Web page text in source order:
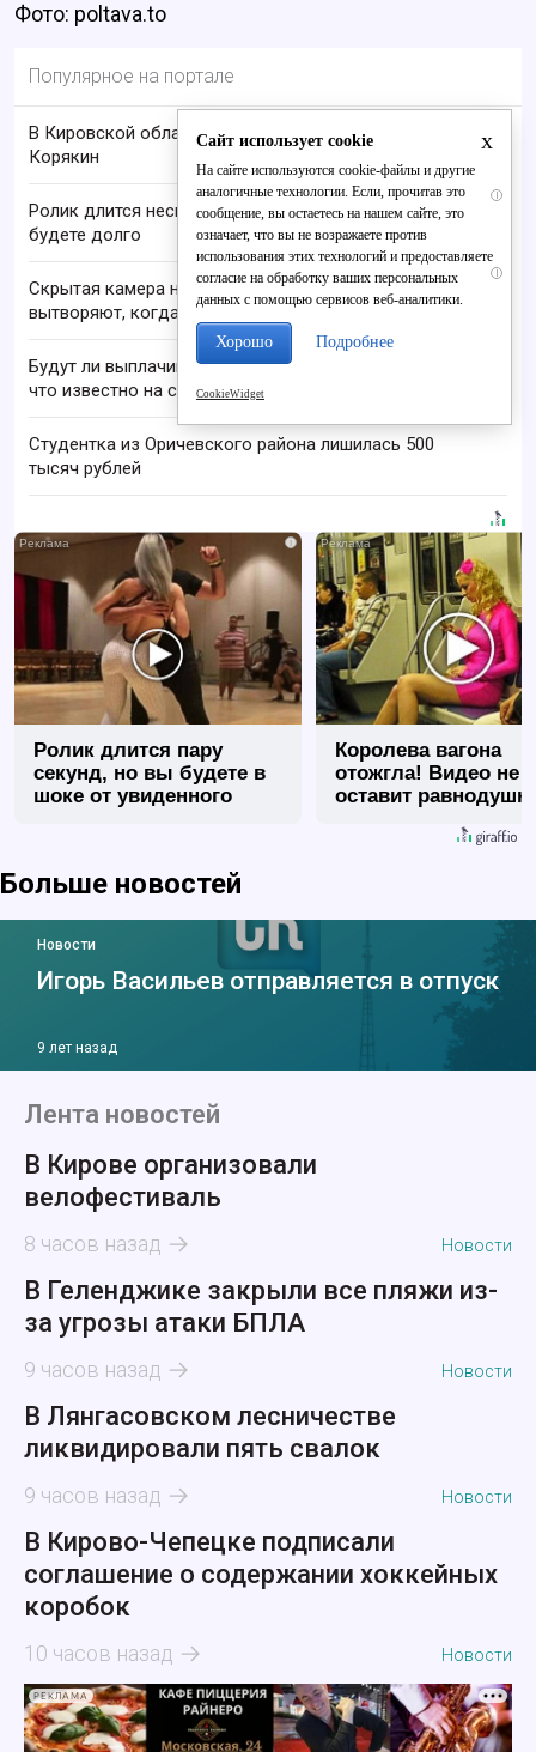
Фото: poltava.to
Популярное на портале
В Кировской области пропал 68-летний Анатолий
Корякин
i
Ролик длится несколько секунд, а смеяться вы
будете долго
i
Скрытая камера на пляже Крыма: Что люди
вытворяют, когда их не видят...
Будут ли выплачивать 13-ю пенсию в 2026 году:
что известно на сегодня
Студентка из Оричевского района лишилась 500
тысяч рублей
i
Ролик длится пару
секунд, но вы будете в
шоке от увиденного
Королева вагона
отожгла! Видео не
оставит
Больше новостей
Новости
Игорь Васильев отправляется в отпуск
9 лет назад
Лента новостей
В Кирове организовали
велофестиваль
8 часов назад Новости
В Геленджике закрыли все пляжи из-
за угрозы атаки БПЛА
9 часов назад Новости
В Лянгасовском лесничестве
ликвидировали пять свалок
9 часов назад Новости
В Кирово-Чепецке подписали
соглашение о содержании хоккейных
коробок
10 часов назад Новости
РЕКЛАМА
x
Сайт использует cookie
На сайте используются cookie-файлы и другие
аналогичные технологии. Если, прочитав это
сообщение, вы остаетесь на нашем сайте, это
означает, что вы не возражаете против
использования этих технологий и предоставляете
согласие на обработку ваших персональных
данных с помощью сервисов веб-аналитики.
Хорошо Подробнее
CookieWidget